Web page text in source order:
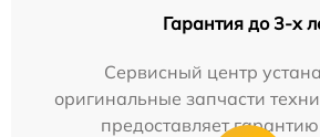
Гарантия до 3-х
Сервисный центр
оригинальные запчасти
предоставляет